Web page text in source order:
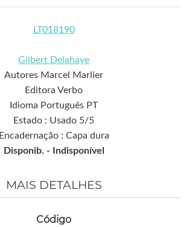
LT018190
Gilbert Delahaye
Autores Marcel Marlier
Editora Verbo
Idioma Português PT
Estado : Usado 5/5
Encadernação : Capa dura
Disponib. -
Indisponível
MAIS DETALHES
Código